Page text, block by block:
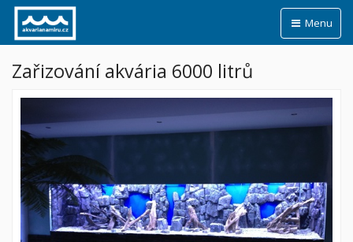
Menu
Zařizování akvária 6000 litrů